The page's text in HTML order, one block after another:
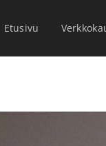
Etusivu